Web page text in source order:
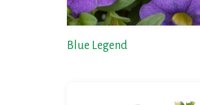
Blue Legend